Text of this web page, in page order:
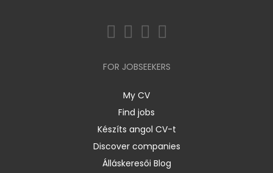
FOR JOBSEEKERS
My CV
Find jobs
Készíts angol CV-t
Discover companies
Álláskeresői Blog